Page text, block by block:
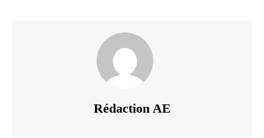
Rédaction AE